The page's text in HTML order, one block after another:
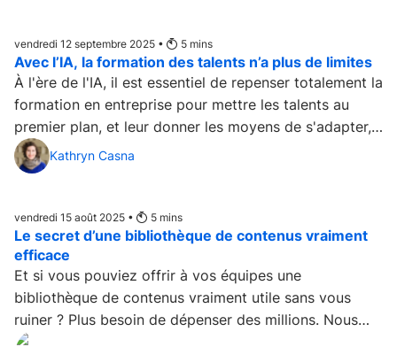
vendredi 12 septembre 2025 • 5 mins
Avec l’IA, la formation des talents n’a plus de limites
À l'ère de l'IA, il est essentiel de repenser totalement la
formation en entreprise pour mettre les talents au
premier plan, et leur donner les moyens de s'adapter,
de progresser et de prendre les devants....
Kathryn Casna
vendredi 15 août 2025 • 5 mins
Le secret d’une bibliothèque de contenus vraiment
efficace
Et si vous pouviez offrir à vos équipes une
bibliothèque de contenus vraiment utile sans vous
ruiner ? Plus besoin de dépenser des millions. Nous
avons la solution....